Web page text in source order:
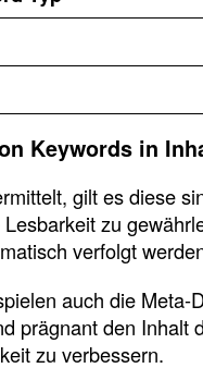
Keywords in
gilt es diese
zu
verfolgt
auch die
prägnant den
zu verbessern.